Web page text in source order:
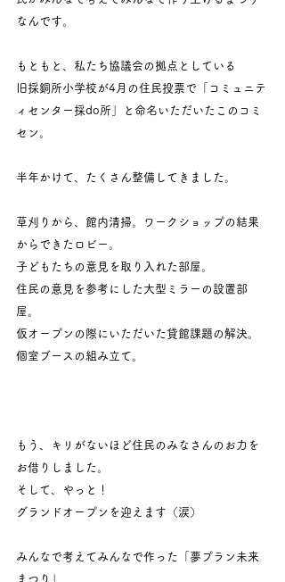
なんです。
もともと、私たち協議会の拠点としている
旧採銅所小学校が4月の住民投票で「コミュニテ
ィセンター採do所」と命名いただいたこのコミ
セン。
半年かけて、たくさん整備してきました。
草刈りから、館内清掃。ワークショップの結果
からできたロビー。
子どもたちの意見を取り入れた部屋。
住民の意見を参考にした大型ミラーの設置部
屋。
仮オープンの際にいただいた貸館課題の解決。
個室ブースの組み立て。
もう、キリがないほど住民のみなさんのお力を
お借りしました。
そして、やっと！
グランドオープンを迎えます（涙）
みんなで考えてみんなで作った「夢プラン未来
まつり」